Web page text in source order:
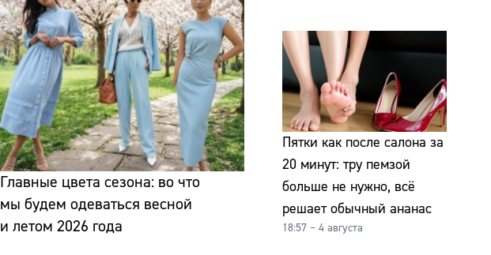
Главные цвета сезона: во что
мы будем одеваться весной
и летом 2026 года
Пятки как после салона за
20 минут: тру пемзой
больше не нужно, всё
решает обычный ананас
18:57 – 4 августа